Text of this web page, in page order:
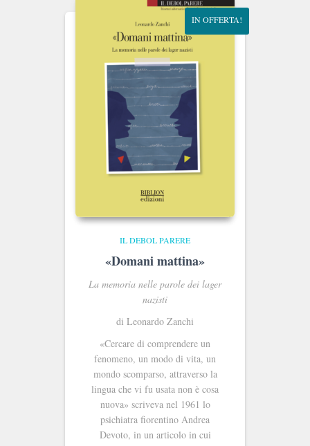
IN OFFERTA!
IL DEBOL PARERE
«Domani mattina»
La memoria nelle parole dei lager
nazisti
di Leonardo Zanchi
«Cercare di comprendere un
fenomeno, un modo di vita, un
mondo scomparso, attraverso la
lingua che vi fu usata non è cosa
nuova» scriveva nel 1961 lo
psichiatra fiorentino Andrea
Devoto, in un articolo in cui